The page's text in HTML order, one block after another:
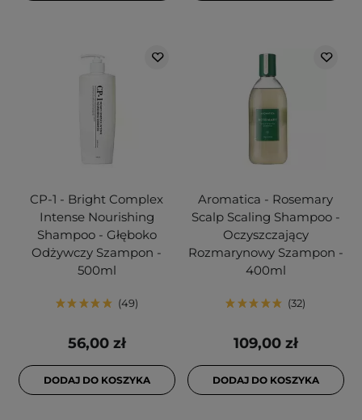
CP-1 - Bright Complex
Intense Nourishing
Shampoo - Głęboko
Odżywczy Szampon -
500ml
49
56,00 zł
DODAJ DO KOSZYKA
Aromatica - Rosemary
Scalp Scaling Shampoo -
Oczyszczający
Rozmarynowy Szampon -
400ml
32
109,00 zł
DODAJ DO KOSZYKA